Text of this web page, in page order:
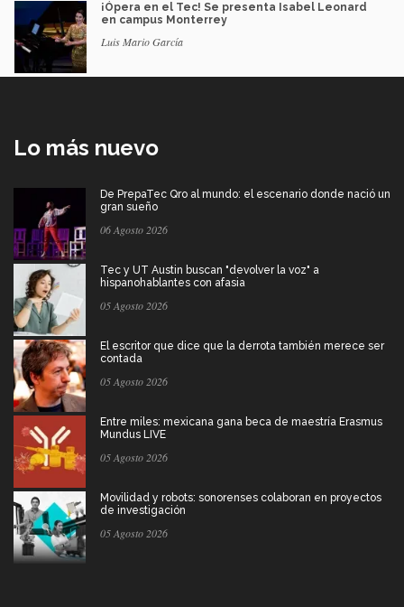
¡Ópera en el Tec! Se presenta Isabel Leonard
en campus Monterrey
Luis Mario García
Lo más nuevo
De PrepaTec Qro al mundo: el escenario donde nació un
gran sueño
06 Agosto 2026
Tec y UT Austin buscan "devolver la voz" a
hispanohablantes con afasia
05 Agosto 2026
El escritor que dice que la derrota también merece ser
contada
05 Agosto 2026
Entre miles: mexicana gana beca de maestría Erasmus
Mundus LIVE
05 Agosto 2026
Movilidad y robots: sonorenses colaboran en proyectos
de investigación
05 Agosto 2026